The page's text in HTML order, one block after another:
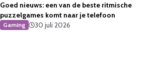
Goed nieuws: een van de beste ritmische
puzzelgames komt naar je telefoon
Gaming 30 juli 2026